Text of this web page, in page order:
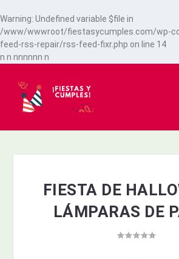
Warning: Undefined variable $file in
/www/wwwroot/fiestasycumples.com/wp-
feed-rss-repair/rss-feed-fixr.php on line 14
n n nnnnnn n
FIESTA DE
LÁMPARAS DE